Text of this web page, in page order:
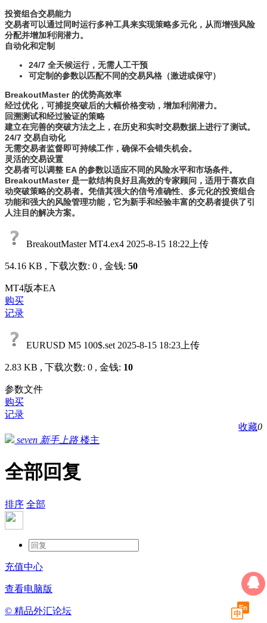
投资组合交易能力
交易者可以通过同时运行多种工具来实现策略多元化，从而增强风险
分配并增加利润潜力。
自动化和定制
24/7 全天候运行，无需人工干预
可定制的参数以匹配不同的交易风格（激进或保守）
BreakoutMaster 的优势高效率
经过优化，可捕捉突破后的大幅价格变动，增加利润潜力。
回溯测试和经过验证的策略
建立在完善的突破方法之上，在历史和实时交易数据上进行了测试。
24/7 交易自动化
无需交易者监督即可持续工作，确保不会错失机会。
灵活的交易设置
交易者可以调整 EA 的参数以适应不同的风险水平和市场条件。
BreakoutMaster 是一款结构良好且高效的专家顾问，适用于喜欢自
动突破策略的交易者。凭借其强大的信号准确性、多元化的投资组合
功能和强大的风险管理功能，它为新手和经验丰富的交易者提供了引
人注目的解决方案。
BreakoutMaster MT4.ex4 2025-8-15 18:22上传
54.16 KB , 下载次数: 0 , 金钱: 50
MT4版本EA
购买
记录
EURUSD M5 100$.set 2025-8-15 18:23上传
2.83 KB , 下载次数: 0 , 金钱: 10
参数文件
购买
记录
收藏0
seven 新手上路 楼主
全部回复
排序 全部
充值中心
查看电脑版
© 精品外汇论坛